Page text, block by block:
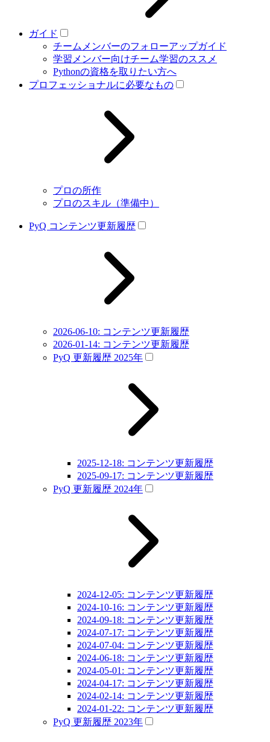
ガイド
チームメンバーのフォローアップガイド
学習メンバー向けチーム学習のススメ
Pythonの資格を取りたい方へ
プロフェッショナルに必要なもの
プロの所作
プロのスキル（準備中）
PyQ コンテンツ更新履歴
2026-06-10: コンテンツ更新履歴
2026-01-14: コンテンツ更新履歴
PyQ 更新履歴 2025年
2025-12-18: コンテンツ更新履歴
2025-09-17: コンテンツ更新履歴
PyQ 更新履歴 2024年
2024-12-05: コンテンツ更新履歴
2024-10-16: コンテンツ更新履歴
2024-09-18: コンテンツ更新履歴
2024-07-17: コンテンツ更新履歴
2024-07-04: コンテンツ更新履歴
2024-06-18: コンテンツ更新履歴
2024-05-01: コンテンツ更新履歴
2024-04-17: コンテンツ更新履歴
2024-02-14: コンテンツ更新履歴
2024-01-22: コンテンツ更新履歴
PyQ 更新履歴 2023年